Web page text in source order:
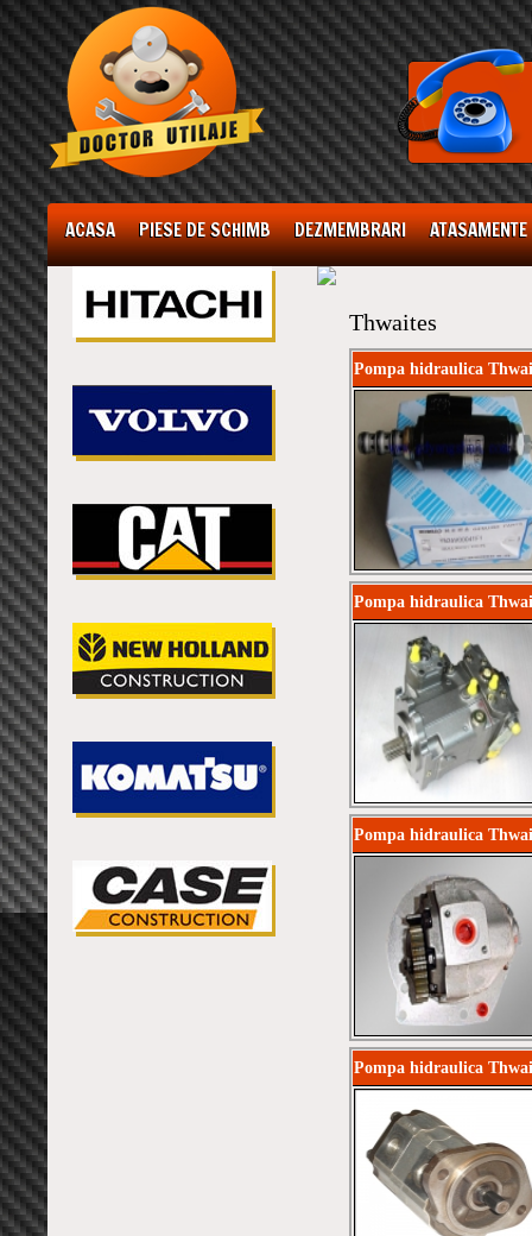
ACASA PIESE DE SCHIMB DEZMEMBRARI ATASAMENTE
Thwaites
Pompa hidraulica
Pompa hidraulica
Pompa hidraulica
Pompa hidraulica